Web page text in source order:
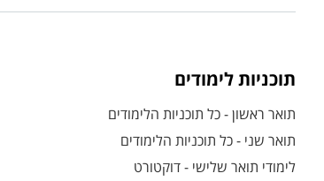
תוכניות לימודים
תואר ראשון - כל תוכניות הלימודים
תואר שני - כל תוכניות הלימודים
לימודי תואר שלישי - דוקטורט